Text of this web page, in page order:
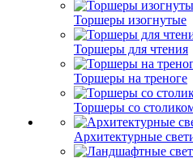
Торшеры изогнутые
Торшеры для чтения
Торшеры на треноге
Торшеры со
Архитектурные